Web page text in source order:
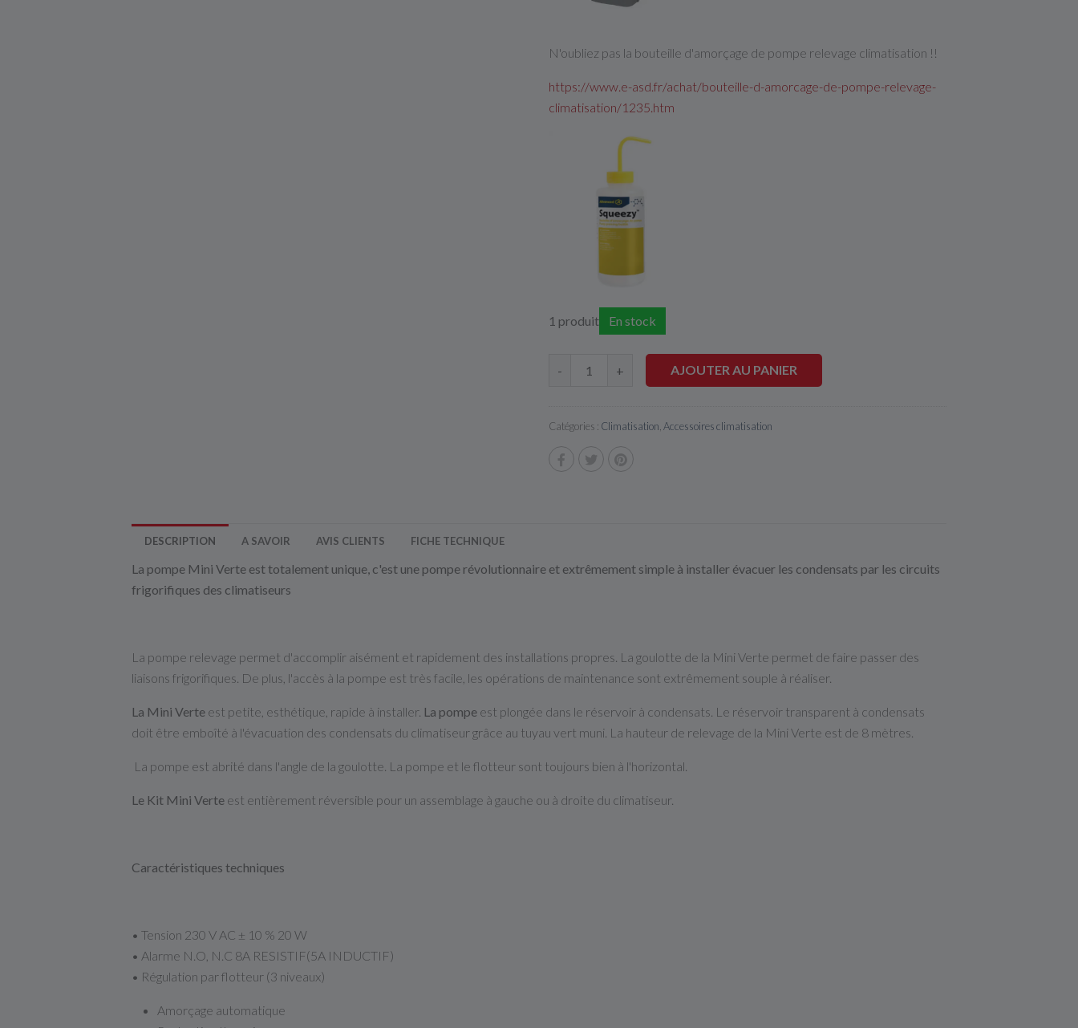
N'oubliez pas la bouteille d'amorçage de pompe relevage climatisation !!
https://www.e-asd.fr/achat/bouteille-d-amorcage-de-pompe-relevage-
climatisation/1235.htm
1 produit En stock
- + AJOUTER AU PANIER
Catégories : Climatisation,Accessoires climatisation
DESCRIPTION A SAVOIR AVIS CLIENTS FICHE TECHNIQUE
La pompe Mini Verte est totalement unique, c'est une pompe révolutionnaire et extrêmement simple à installer évacuer les condensats par les circuits
frigorifiques des climatiseurs
La pompe relevage permet d'accomplir aisément et rapidement des installations propres. La goulotte de la Mini Verte permet de faire passer des
liaisons frigorifiques. De plus, l'accès à la pompe est très facile, les opérations de maintenance sont extrêmement souple à réaliser.
La Mini Verte est petite, esthétique, rapide à installer. La pompe est plongée dans le réservoir à condensats. Le réservoir transparent à condensats
doit être emboîté à l'évacuation des condensats du climatiseur grâce au tuyau vert muni. La hauteur de relevage de la Mini Verte est de 8 mètres.
La pompe est abrité dans l'angle de la goulotte. La pompe et le flotteur sont toujours bien à l'horizontal.
Le Kit Mini Verte est entièrement réversible pour un assemblage à gauche ou à droite du climatiseur.
Caractéristiques techniques
• Tension 230 V AC ± 10 % 20 W
• Alarme N.O, N.C 8A RESISTIF(5A INDUCTIF)
• Régulation par flotteur (3 niveaux)
Amorçage automatique